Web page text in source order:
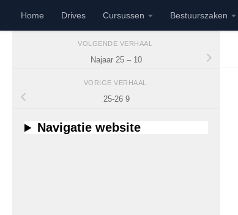
Doorgaan naar inhoud
Home Drives Cursussen Bestuurszaken
VOLGENDE VERHAAL
Najaar 25 – 10
VORIGE VERHAAL
25-26 9
Navigatie website